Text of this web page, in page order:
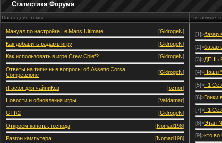
Статистика Форума
Последние темы Читаемые
Мануал по настройке Le Mans Ultimate [GidrogeN]
Как добавить радар в игру [GidrogeN]
Как использовать в игре Crew Chief? [GidrogeN]
Ответы на типичные вопросы об Assetto Corsa
Competizione
[GidrogeN]
rFactor для чайниКов [oznor]
Новости и обновления игры [Validamar]
GTR2 [GidrogeN]
Откроем капоты, господа [Nomad198]
Разгон кампутера [Nomad198]
[1]>базар
[2]>базар
[3]>ДЕНЬ
[4]>Наши
[5]>F1
[6]>Гонки
[7]>F1
[8]>Этап
[9]>кто во